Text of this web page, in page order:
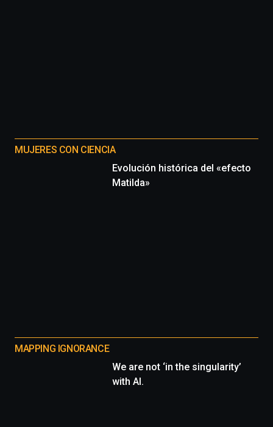
MUJERES CON CIENCIA
Evolución histórica del «efecto
Matilda»
MAPPING IGNORANCE
We are not ‘in the singularity’
with AI.